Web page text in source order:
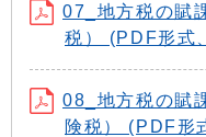
07_地方税の賦
税） (PDF形式
08_地方税の賦
険税） (PDF形